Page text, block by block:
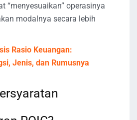
“menyesuaikan” operasinya
modalnya secara lebih
Rasio Keuangan:
Jenis, dan Rumusnya